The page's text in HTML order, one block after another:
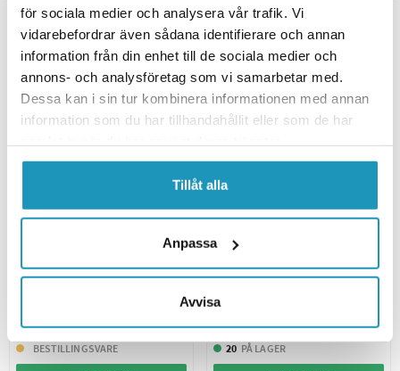
för sociala medier och analysera vår trafik. Vi
vidarebefordrar även sådana identifierare och annan
information från din enhet till de sociala medier och
annons- och analysföretag som vi samarbetar med.
Dessa kan i sin tur kombinera informationen med annan
information som du har tillhandahållit eller som de har
Tillåt alla
Anpassa
Avvisa
Relaterte produkter
Bremseklosser Polaris RZR
505 kr (inkl. mva)
BESTILLINGSVARE
UNIVERSAL
Eurol Bremsevæske DOT 5.1
95 kr (inkl. mva)
20 PÅ LAGER